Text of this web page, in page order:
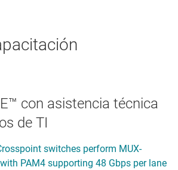
con asistencia técnica
de TI